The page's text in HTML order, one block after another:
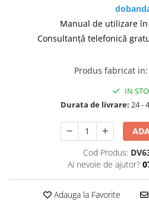
Manual de utilizare
Consultanță telefonică
Produs fabricat in:
IN
Durata de livrare: 24 -
Cod Produs:
Ai nevoie de ajutor?
Adauga la Favorite